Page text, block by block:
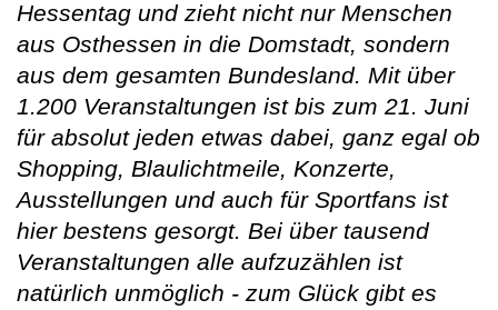
Hessentag und zieht nicht nur Menschen
aus Osthessen in die Domstadt, sondern
aus dem gesamten Bundesland. Mit über
1.200 Veranstaltungen ist bis zum 21. Juni
für absolut jeden etwas dabei, ganz egal ob
Shopping, Blaulichtmeile, Konzerte,
Ausstellungen und auch für Sportfans ist
hier bestens gesorgt. Bei über tausend
Veranstaltungen alle aufzuzählen ist
natürlich unmöglich - zum Glück gibt es